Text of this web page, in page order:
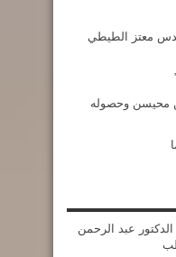
معتز الطيطي
محيسن وحصوله
الدكتور عبد الرحمن